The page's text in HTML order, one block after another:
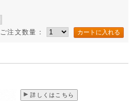
ご注文数量：
詳しくはこちら